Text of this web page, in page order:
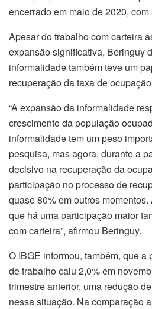
encerrado em maio de 2020,
Apesar do trabalho com carteira
expansão significativa, Beringuy
informalidade também teve um
recuperação da taxa de
“A expansão da informalidade
crescimento da população
informalidade tem um peso
pesquisa, mas agora, durante a
decisivo na recuperação da
participação no processo de
quase 80% em outros
que há uma participação maior
com carteira”, afirmou Beringuy.
O IBGE informou, também, que a
de trabalho caiu 2,0% em
trimestre anterior, uma redução
nessa situação. Na comparação